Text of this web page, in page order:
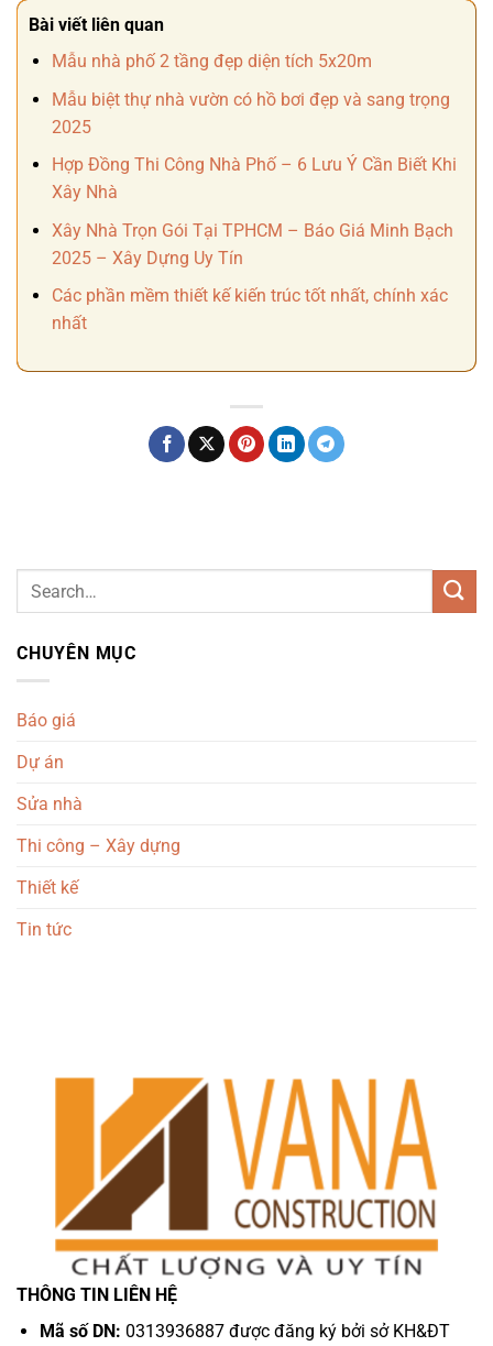
Bài viết liên quan
Mẫu nhà phố 2 tầng đẹp diện tích 5x20m
Mẫu biệt thự nhà vườn có hồ bơi đẹp và sang trọng
2025
Hợp Đồng Thi Công Nhà Phố – 6 Lưu Ý Cần Biết Khi
Xây Nhà
Xây Nhà Trọn Gói Tại TPHCM – Báo Giá Minh Bạch
2025 – Xây Dựng Uy Tín
Các phần mềm thiết kế kiến trúc tốt nhất, chính xác
nhất
CHUYÊN MỤC
Báo giá
Dự án
Sửa nhà
Thi công – Xây dựng
Thiết kế
Tin tức
THÔNG TIN LIÊN HỆ
Mã số DN: 0313936887 được đăng ký bởi sở KH&ĐT